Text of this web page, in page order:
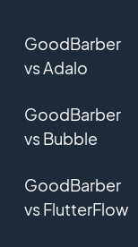
GoodBarber
vs Adalo
GoodBarber
vs Bubble
GoodBarber
vs FlutterFlow